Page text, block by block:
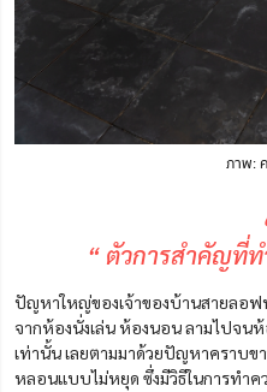
ภาพ:
“ ตัวการสำคัญที่ท
ปัญหาใหญ่ของเจ้าของบ้านสายลอ
จากห้องนั่งเล่น ห้องนอน ลามไปจนห้
เท่านั้น เลยตามมาด้วยปัญหาคราบ
หลอนแบบไม่หยุด ซึ่งมีวิธีในการทำค